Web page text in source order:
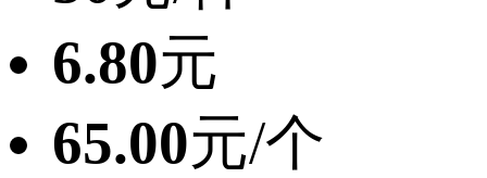
6.80元
65.00元/个